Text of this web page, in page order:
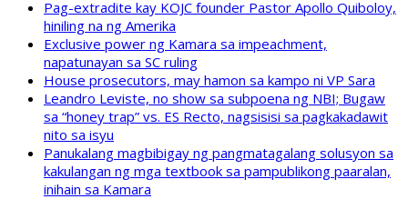
Pag-extradite kay KOJC founder Pastor Apollo Quiboloy,
hiniling na ng Amerika
Exclusive power ng Kamara sa impeachment,
napatunayan sa SC ruling
House prosecutors, may hamon sa kampo ni VP Sara
Leandro Leviste, no show sa subpoena ng NBI; Bugaw
sa “honey trap” vs. ES Recto, nagsisisi sa pagkakadawit
nito sa isyu
Panukalang magbibigay ng pangmatagalang solusyon sa
kakulangan ng mga textbook sa pampublikong paaralan,
inihain sa Kamara